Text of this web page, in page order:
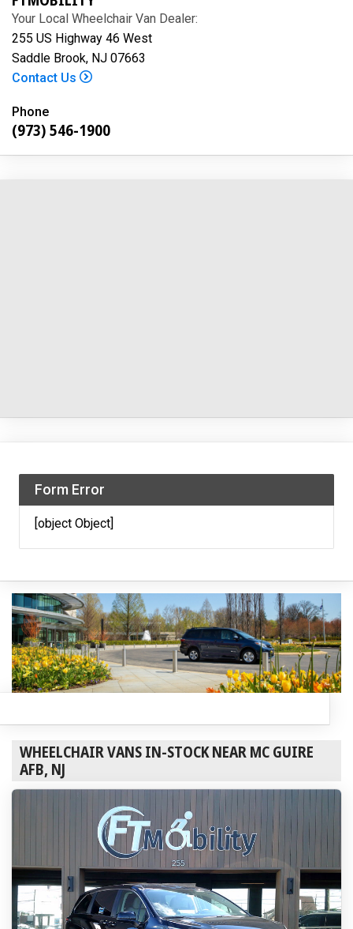
Your Local Wheelchair Van Dealer:
255 US Highway 46 West
Saddle Brook, NJ 07663
Contact Us
Phone
(973) 546-1900
Form Error
[object Object]
WHEELCHAIR VANS IN-STOCK NEAR MC GUIRE
AFB, NJ